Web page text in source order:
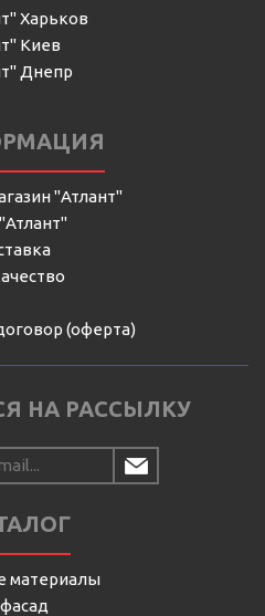
Харьков
Киев
Днепр
"Атлант"
(оферта)
НА РАССЫЛКУ
материалы